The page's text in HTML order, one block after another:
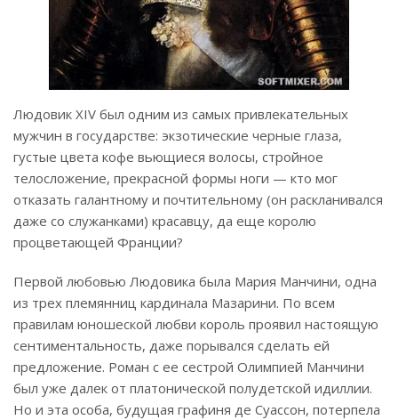
Людовик XIV был одним из самых привлекательных
мужчин в государстве: экзотические черные глаза,
густые цвета кофе вьющиеся волосы, стройное
телосложение, прекрасной формы ноги — кто мог
отказать галантному и почтительному (он раскланивался
даже со служанками) красавцу, да еще королю
процветающей Франции?
Первой любовью Людовика была Мария Манчини, одна
из трех племянниц кардинала Мазарини. По всем
правилам юношеской любви король проявил настоящую
сентиментальность, даже порывался сделать ей
предложение. Роман с ее сестрой Олимпией Манчини
был уже далек от платонической полудетской идиллии.
Но и эта особа, будущая графиня де Суассон, потерпела